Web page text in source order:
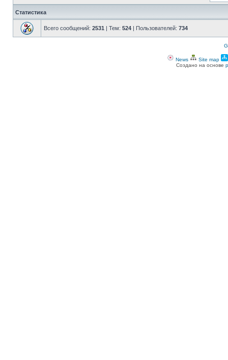
Статистика
Всего сообщений: 2531 | Тем: 524 | Пользователей: 734
News Site map
Создано на основе